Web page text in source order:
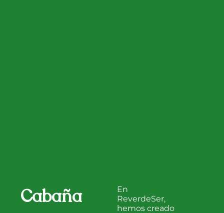
Cabaña
En
ReverdeSer,
hemos creado